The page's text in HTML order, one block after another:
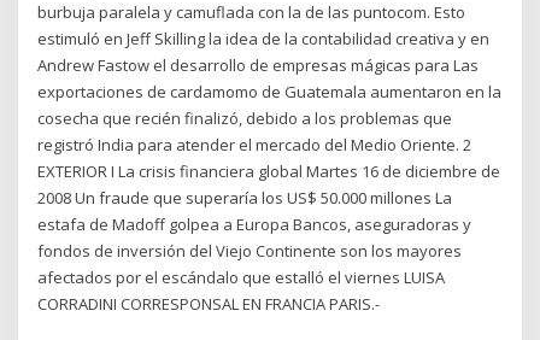
burbuja paralela y camuflada con la de las puntocom. Esto
estimuló en Jeff Skilling la idea de la contabilidad creativa y en
Andrew Fastow el desarrollo de empresas mágicas para Las
exportaciones de cardamomo de Guatemala aumentaron en la
cosecha que recién finalizó, debido a los problemas que
registró India para atender el mercado del Medio Oriente. 2
EXTERIOR I La crisis financiera global Martes 16 de diciembre de
2008 Un fraude que superaría los US$ 50.000 millones La
estafa de Madoff golpea a Europa Bancos, aseguradoras y
fondos de inversión del Viejo Continente son los mayores
afectados por el escándalo que estalló el viernes LUISA
CORRADINI CORRESPONSAL EN FRANCIA PARIS.-